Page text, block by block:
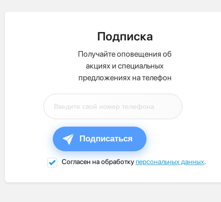
Подписка
Получайте оповещения об
акциях и специальных
предложениях на телефон
Подписаться
Согласен на обработкуперсональных данных.